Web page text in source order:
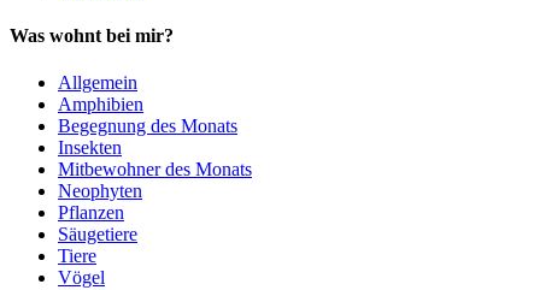
Was wohnt bei mir?
Allgemein
Amphibien
Begegnung des Monats
Insekten
Mitbewohner des Monats
Neophyten
Pflanzen
Säugetiere
Tiere
Vögel